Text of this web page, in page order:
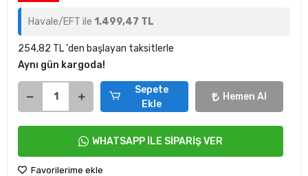
Havale/EFT ile 1.499,47 TL
254,82 TL 'den başlayan taksitlerle
Aynı gün kargoda!
Sepete
Ekle
Hemen Al
WHATSAPP İLE SİPARİŞ VER
Favorilerime ekle